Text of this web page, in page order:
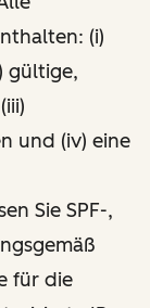
(i)
gültige,
und (iv) eine
Sie SPF-,
für die